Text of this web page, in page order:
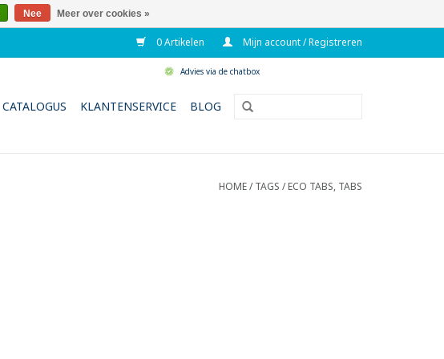
0 Artikelen Mijn account / Registreren
Advies via de chatbox
CATALOGUS KLANTENSERVICE BLOG
HOME/TAGS /ECO TABS, TABS
Nee Meer over cookies »